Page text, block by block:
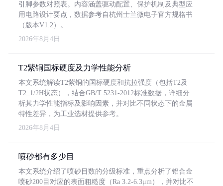
引脚参数对照表。内容涵盖驱动配置、保护机制及典型应
用电路设计要点，数据参考自杭州士兰微电子官方规格书
（版本V1.2）。
2026年8月4日
T2紫铜国标硬度及力学性能分析
本文系统解读T2紫铜的国标硬度和抗拉强度（包括T2及
T2_1/2H状态），结合GB/T 5231-2012标准数据，详细分
析其力学性能指标及影响因素，并对比不同状态下的金属
特性差异，为工业选材提供参考。
2026年8月4日
喷砂都有多少目
本文系统介绍了喷砂目数的分级标准，重点分析了铝合金
喷砂200目对应的表面粗糙度（Ra 3.2-6.3μm），并对比不